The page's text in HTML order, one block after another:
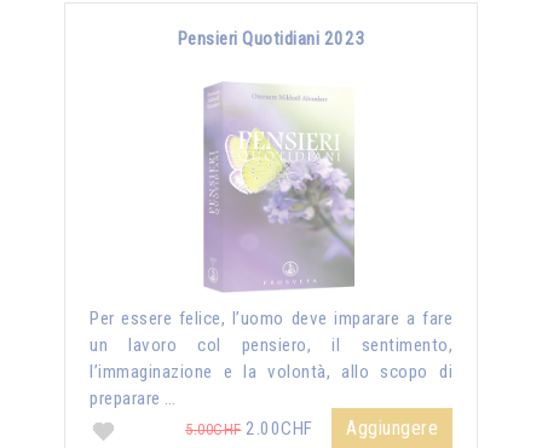
Pensieri Quotidiani 2023
Per essere felice, l’uomo deve imparare a fare
un lavoro col pensiero, il sentimento,
l’immaginazione e la volontà, allo scopo di
preparare …
5.00CHF2.00CHF Aggiungere